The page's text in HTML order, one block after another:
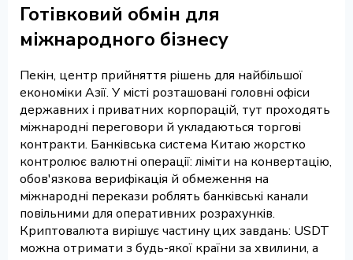
Готівковий обмін для
міжнародного бізнесу
Пекін, центр прийняття рішень для найбільшої
економіки Азії. У місті розташовані головні офіси
державних і приватних корпорацій, тут проходять
міжнародні переговори й укладаються торгові
контракти. Банківська система Китаю жорстко
контролює валютні операції: ліміти на конвертацію,
обов'язкова верифікація й обмеження на
міжнародні перекази роблять банківські канали
повільними для оперативних розрахунків.
Криптовалюта вирішує частину цих завдань: USDT
можна отримати з будь-якої країни за хвилини, а